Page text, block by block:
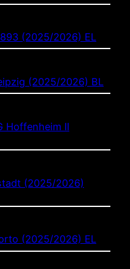
(2025/2026) EL
(2025/2026) BL
Hoffenheim II
(2025/2026)
(2025/2026) EL